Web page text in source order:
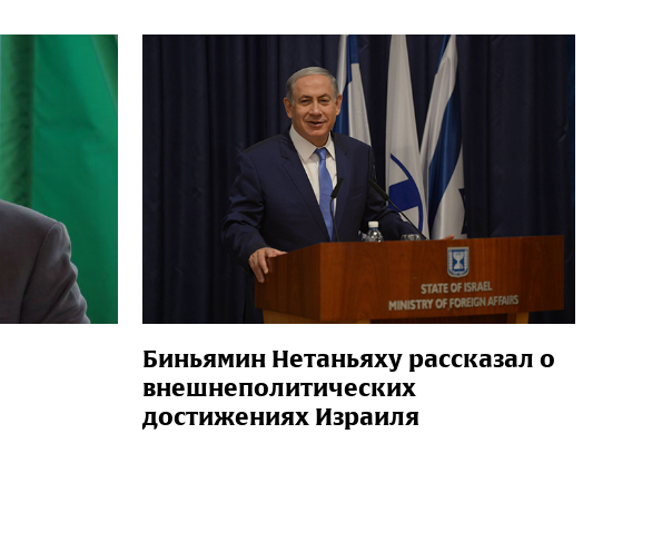
Биньямин Нетаньяху рассказал о
внешнеполитических
достижениях Израиля